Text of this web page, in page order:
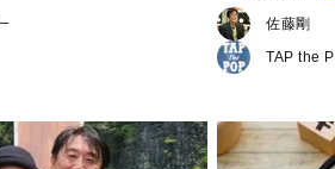
佐藤剛
TAP the